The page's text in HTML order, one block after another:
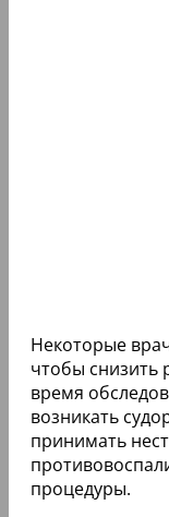
Некоторые
чтобы снизить
время
возникать
принимать
процедуры.